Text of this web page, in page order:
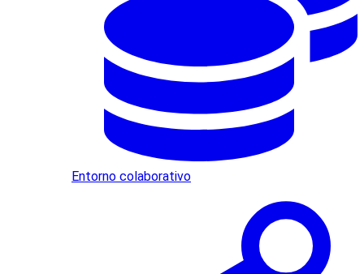
Entorno colaborativo